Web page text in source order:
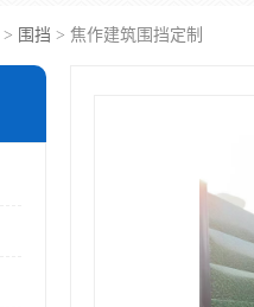
> 围挡 > 焦作建筑围挡定制